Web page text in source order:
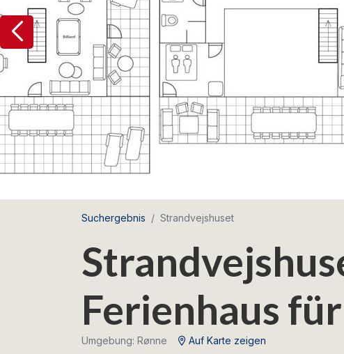
Suchergebnis Strandvejshuset
Ferienhaus
Umgebung: Rønne Auf Karte zeigen